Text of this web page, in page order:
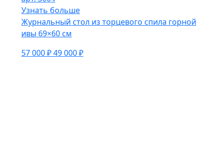
Узнать больше
Журнальный стол из торцевого спила горной
ивы 69×60 см
57 000 ₽49 000 ₽